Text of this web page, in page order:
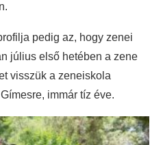
pedig az, hogy zenei
július első hetében a zene
visszük a zeneiskola
immár tíz éve.